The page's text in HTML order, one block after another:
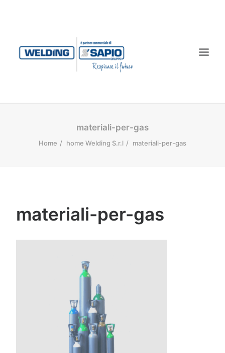
PRODOTTI
DOWNLOAD
materiali-per-gas
Home home Welding S.r.l materiali-per-gas
materiali-per-gas